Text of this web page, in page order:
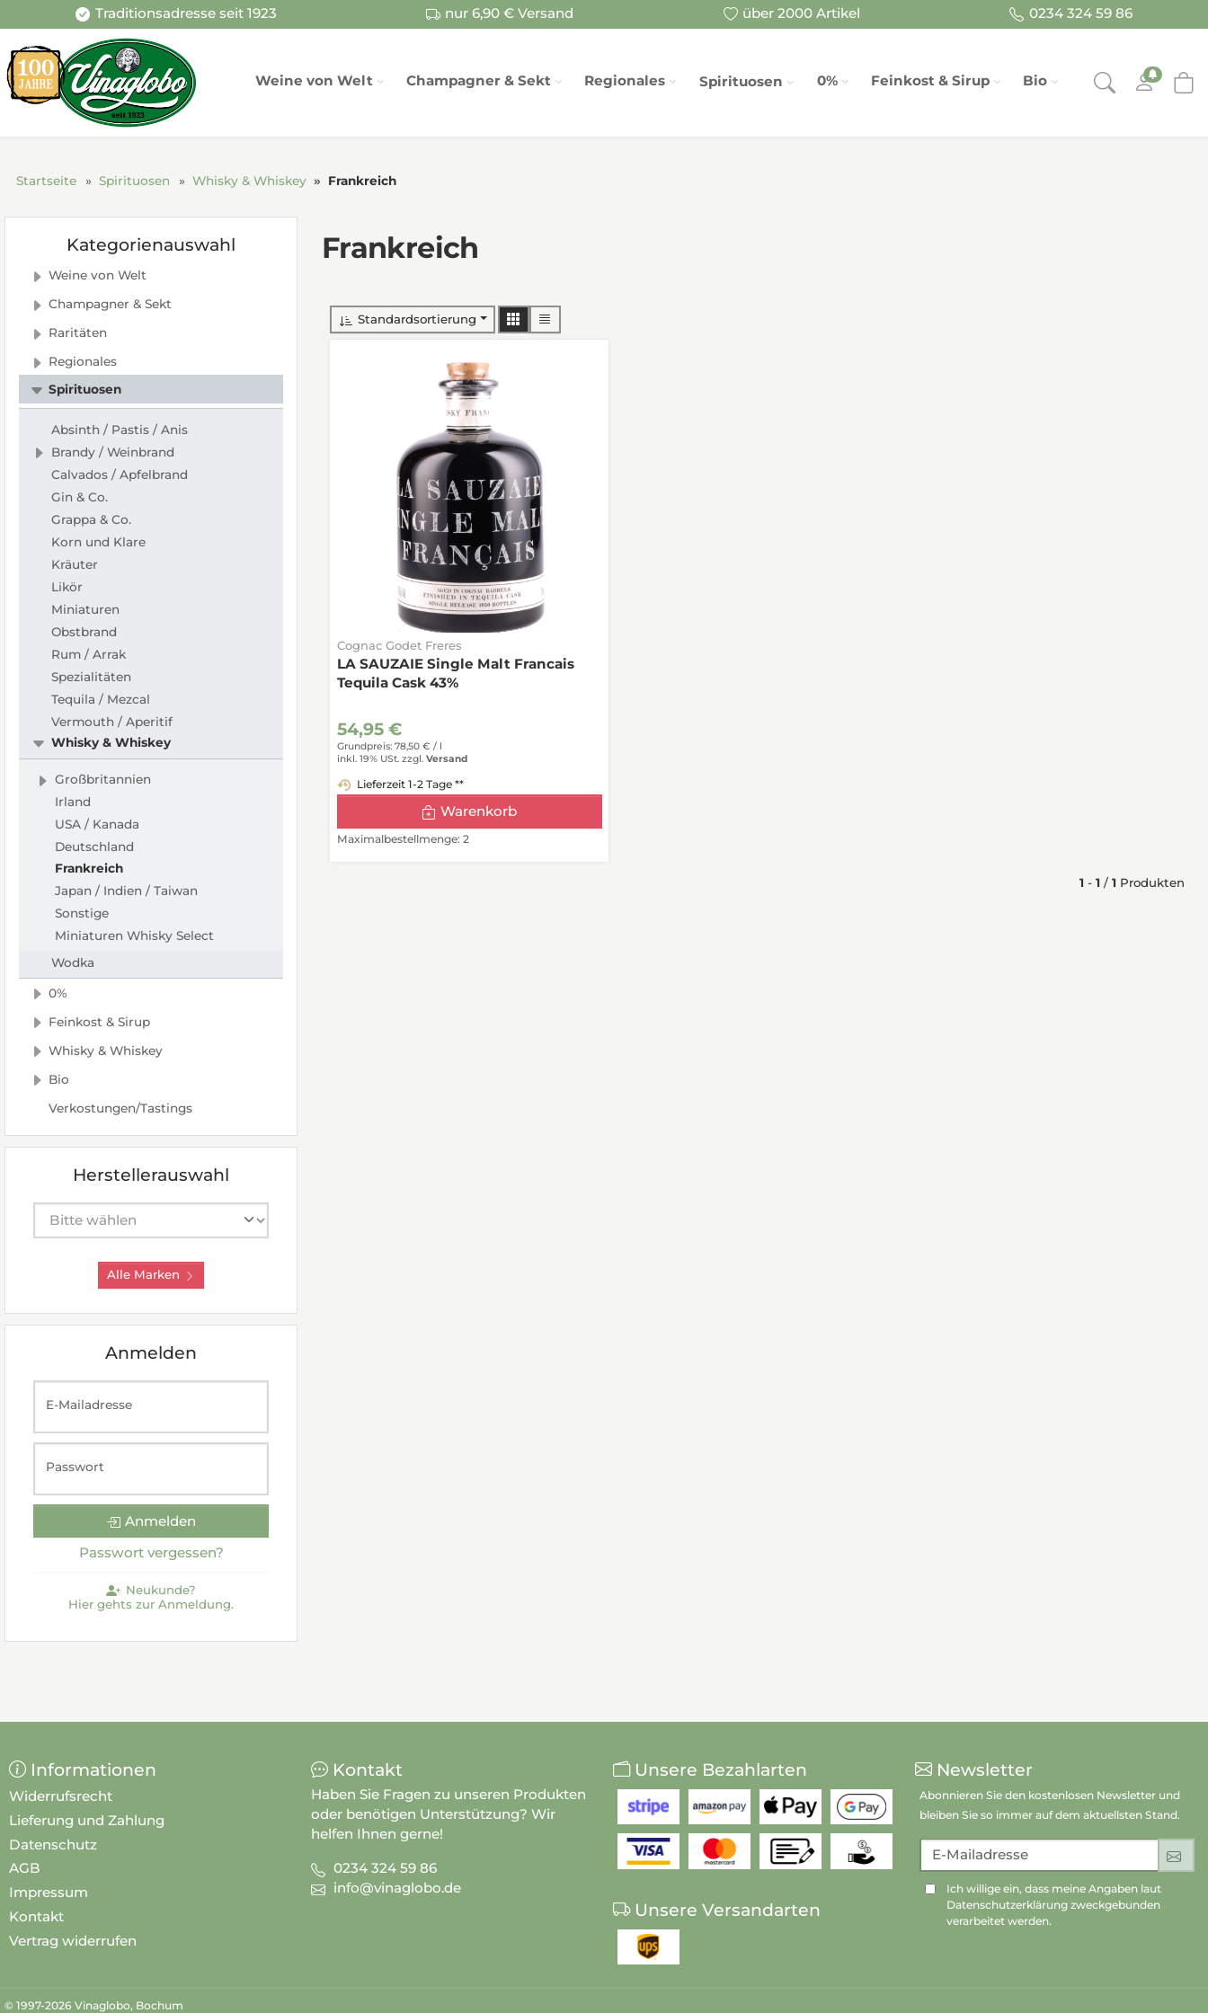
Traditionsadresse seit 1923 nur 6,90 € Versand über 2000 Artikel 0234 324 59 86
Weine von Welt Champagner & Sekt Regionales Spirituosen 0% Feinkost & Sirup Bio
Startseite Spirituosen Whisky & Whiskey Frankreich
Frankreich
Standardsortierung
Cognac Godet Freres
LA SAUZAIE Single Malt Francais
Tequila Cask 43%
54,95 €
Grundpreis: 78,50 € / l
inkl. 19% USt. zzgl. Versand
Lieferzeit 1-2 Tage **
Warenkorb
Maximalbestellmenge: 2
1 - 1 / 1 Produkten
Kategorienauswahl
Weine von Welt
Champagner & Sekt
Raritäten
Regionales
Spirituosen
Absinth / Pastis / Anis
Brandy / Weinbrand
Calvados / Apfelbrand
Gin & Co.
Grappa & Co.
Korn und Klare
Kräuter
Likör
Miniaturen
Obstbrand
Rum / Arrak
Spezialitäten
Tequila / Mezcal
Vermouth / Aperitif
Whisky & Whiskey
Großbritannien
Irland
USA / Kanada
Deutschland
Frankreich
Japan / Indien / Taiwan
Sonstige
Miniaturen Whisky Select
Wodka
0%
Feinkost & Sirup
Whisky & Whiskey
Bio
Verkostungen/Tastings
Herstellerauswahl
Alle Marken
Anmelden
E-Mailadresse
Passwort
Anmelden
Passwort vergessen?
Neukunde?
Hier gehts zur Anmeldung.
Informationen
Widerrufsrecht
Lieferung und Zahlung
Datenschutz
AGB
Impressum
Kontakt
Vertrag widerrufen
Kontakt
Haben Sie Fragen zu unseren Produkten
oder benötigen Unterstützung? Wir
helfen Ihnen gerne!
0234 324 59 86
info@vinaglobo.de
Unsere Bezahlarten
Unsere Versandarten
Newsletter
Abonnieren Sie den kostenlosen Newsletter und
bleiben Sie so immer auf dem aktuellsten Stand.
E-Mailadresse
Ich willige ein, dass meine Angaben laut
Datenschutzerklärung zweckgebunden
verarbeitet werden.
© 1997-2026 Vinaglobo, Bochum